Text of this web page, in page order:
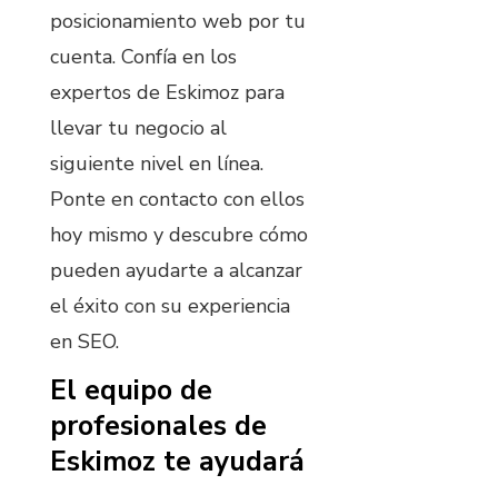
posicionamiento web por tu
cuenta. Confía en los
expertos de Eskimoz para
llevar tu negocio al
siguiente nivel en línea.
Ponte en contacto con ellos
hoy mismo y descubre cómo
pueden ayudarte a alcanzar
el éxito con su experiencia
en SEO.
El equipo de
profesionales de
Eskimoz te ayudará